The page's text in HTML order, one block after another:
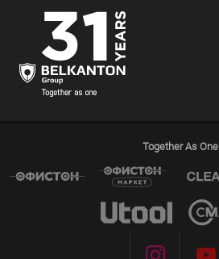
Together As One